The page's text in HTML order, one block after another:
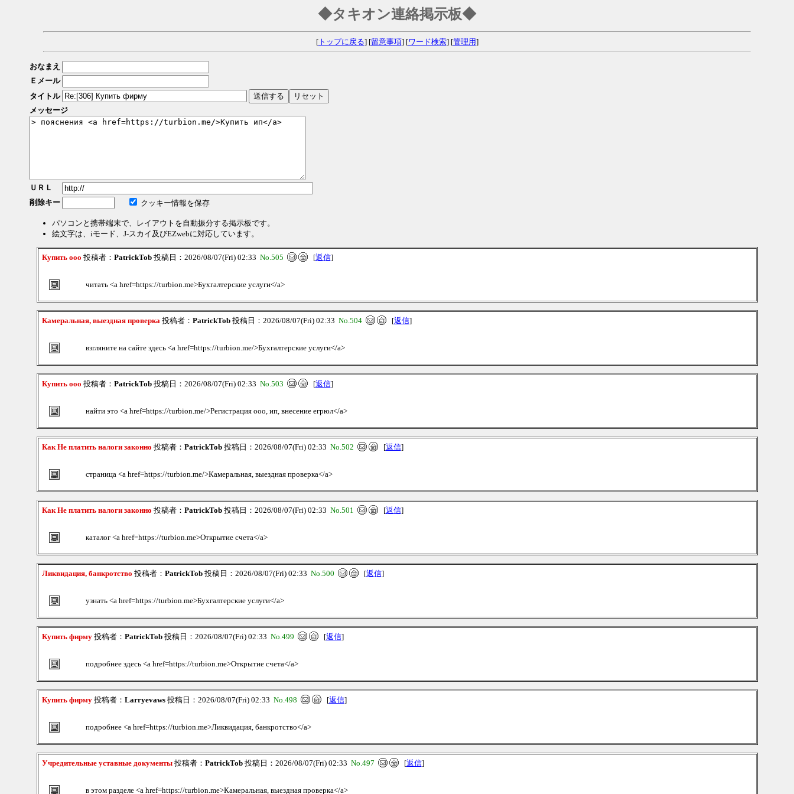
◆タキオン連絡掲示板◆
[トップに戻る] [留意事項] [ワード検索] [管理用]
おなまえ
Ｅメール
タイトル
メッセージ
ＵＲＬ
削除キー
クッキー情報を保存
パソコンと携帯端末で、レイアウトを自動振分する掲示板です。
絵文字は、iモード、J-スカイ及びEZwebに対応しています。
Купить ооо 投稿者： PatrickTob投稿日：2026/08/07(Fri) 02:33 No.505 [返信]
читать <a href=https://turbion.me>Бухгалтерские услуги</a>
Камеральная, выездная проверка投稿者： PatrickTob投稿日：2026/08/07(Fri) 02:33 No.504 [返信]
взгляните на сайте здесь <a href=https://turbion.me/>Бухгалтерские услуги</a>
Купить ооо 投稿者： PatrickTob投稿日：2026/08/07(Fri) 02:33 No.503 [返信]
найти это <a href=https://turbion.me/>Регистрация ооо, ип, внесение егрюл</a>
Как Не платить налоги законно 投稿者： PatrickTob投稿日：2026/08/07(Fri) 02:33 No.502 [返信]
страница <a href=https://turbion.me/>Камеральная, выездная проверка</a>
Как Не платить налоги законно 投稿者： PatrickTob投稿日：2026/08/07(Fri) 02:33 No.501 [返信]
каталог <a href=https://turbion.me>Открытие счета</a>
Ликвидация, банкротство 投稿者： PatrickTob投稿日：2026/08/07(Fri) 02:33 No.500 [返信]
узнать <a href=https://turbion.me>Бухгалтерские услуги</a>
Купить фирму投稿者： PatrickTob投稿日：2026/08/07(Fri) 02:33 No.499 [返信]
подробнее здесь <a href=https://turbion.me>Открытие счета</a>
Купить фирму投稿者： Larryevaws投稿日：2026/08/07(Fri) 02:33 No.498 [返信]
подробнее <a href=https://turbion.me>Ликвидация, банкротство</a>
Учредительные уставные документы投稿者： PatrickTob投稿日：2026/08/07(Fri) 02:33 No.497 [返信]
в этом разделе <a href=https://turbion.me>Камеральная, выездная проверка</a>